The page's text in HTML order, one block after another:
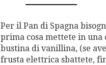
Per il Pan di Spagna
prima cosa mettete in una
bustina di vanillina, (se
frusta elettrica sbattete,